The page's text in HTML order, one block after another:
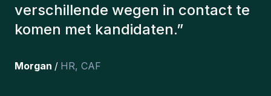
aangeworven, werken nog steeds
bij ons en persoonlijk ben ik erg
team hebben opgenomen.